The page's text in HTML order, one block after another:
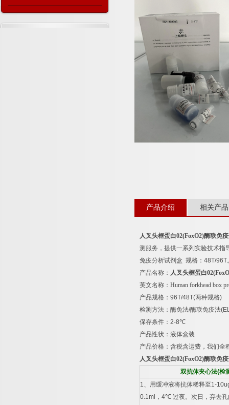
产品介绍 相关产品
人叉头框蛋白02(FoxO2)酶联免
测服务，提供一系列实验技术指
免疫分析试剂盒 规格： 48T/96T
产品名称： 人叉头框蛋白
英文名称： Human forkhead box
产品规格： 96T/48T(两种规格)
检测方法：酶免法/酶联免疫法
保存条件： 2-8℃
产品性状：液体盒装
产品价格：含税含运费，我们全
人叉头框蛋白02(FoxO2)酶联免
双抗体夹心法(检
1、用缓冲液将抗体稀释至1-
0.1ml ， 4℃ 过夜。次日，弃去